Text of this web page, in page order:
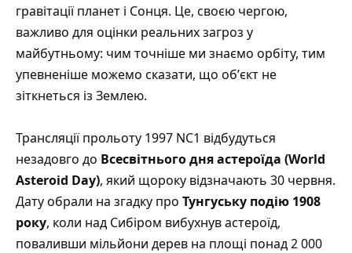
гравітації планет і Сонця. Це, своєю чергою,
важливо для оцінки реальних загроз у
майбутньому: чим точніше ми знаємо орбіту, тим
упевненіше можемо сказати, що обʼєкт не
зіткнеться із Землею.
Трансляції прольоту 1997 NC1 відбудуться
незадовго до Всесвітнього дня астероїда (World
Asteroid Day), який щороку відзначають 30 червня.
Дату обрали на згадку про Тунгуську подію 1908
року, коли над Сибіром вибухнув астероїд,
поваливши мільйони дерев на площі понад 2 000